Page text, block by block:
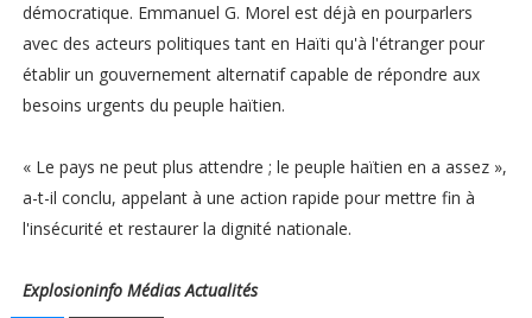
démocratique. Emmanuel G. Morel est déjà en pourparlers
avec des acteurs politiques tant en Haïti qu'à l'étranger pour
établir un gouvernement alternatif capable de répondre aux
besoins urgents du peuple haïtien.
« Le pays ne peut plus attendre ; le peuple haïtien en a assez »,
a-t-il conclu, appelant à une action rapide pour mettre fin à
l'insécurité et restaurer la dignité nationale.
Explosioninfo Médias Actualités